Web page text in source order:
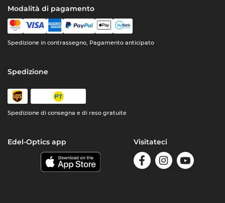
Modalità di pagamento
Spedizione in contrassegno, Pagamento anticipato
Spedizione
Spedizione di consegna e di reso gratuite
Edel-Optics app Visitateci